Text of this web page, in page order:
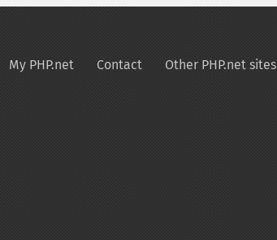
My PHP.net Contact Other PHP.net sites